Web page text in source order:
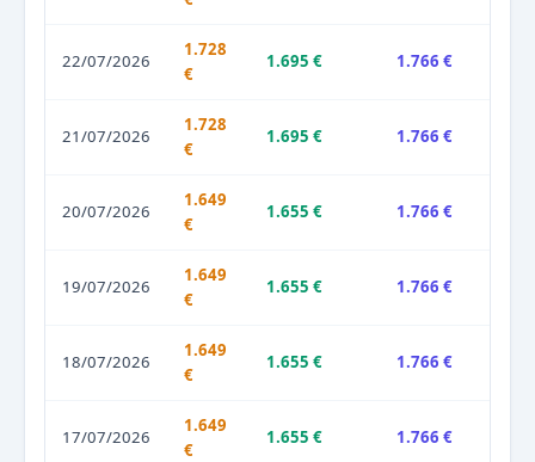
22/07/2026
1.728
€
1.695 € 1.766 €
21/07/2026
1.728
€
1.695 € 1.766 €
20/07/2026
1.649
€
1.655 € 1.766 €
19/07/2026
1.649
€
1.655 € 1.766 €
18/07/2026
1.649
€
1.655 € 1.766 €
17/07/2026
1.649
€
1.655 € 1.766 €